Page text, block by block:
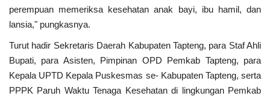
perempuan memeriksa kesehatan anak bayi, ibu hamil, dan
lansia," pungkasnya.
Turut hadir Sekretaris Daerah Kabupaten Tapteng, para Staf Ahli
Bupati, para Asisten, Pimpinan OPD Pemkab Tapteng, para
Kepala UPTD Kepala Puskesmas se- Kabupaten Tapteng, serta
PPPK Paruh Waktu Tenaga Kesehatan di lingkungan Pemkab